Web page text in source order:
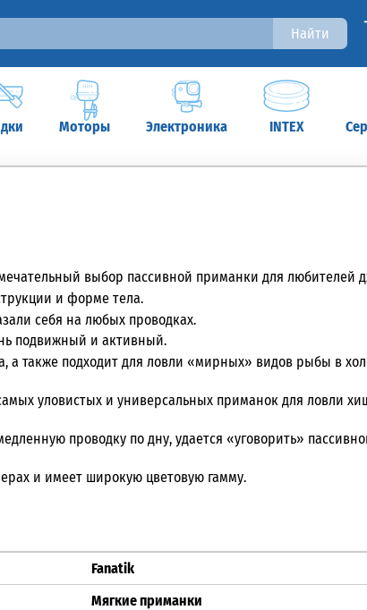
Найти
Моторы Электроника INTEX
выбор пассивной приманки для любителей
и форме тела.
себя на любых проводках.
подвижный и активный.
а также подходит для ловли «мирных» видов рыбы в
уловистых и универсальных приманок для ловли
проводку по дну, удается «уговорить»
и имеет широкую цветовую гамму.
Fanatik
Мягкие приманки